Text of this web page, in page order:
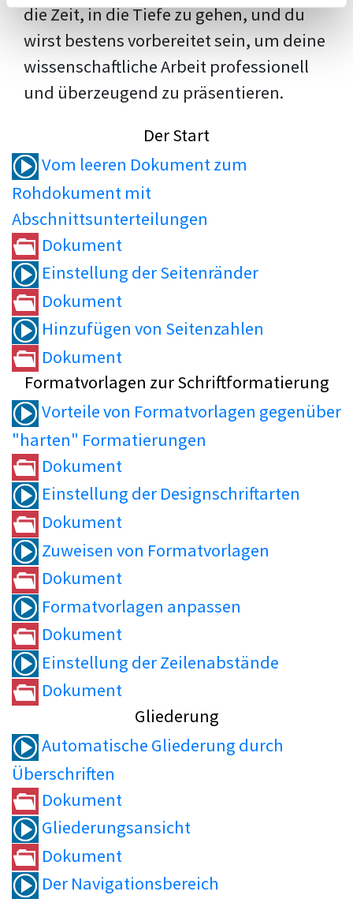
die Zeit, in die Tiefe zu gehen, und du
wirst bestens vorbereitet sein, um deine
wissenschaftliche Arbeit professionell
und überzeugend zu präsentieren.
Der Start
Vom leeren Dokument zum
Rohdokument mit
Abschnittsunterteilungen
Dokument
Einstellung der Seitenränder
Dokument
Hinzufügen von Seitenzahlen
Dokument
Formatvorlagen zur Schriftformatierung
Vorteile von Formatvorlagen gegenüber
"harten" Formatierungen
Dokument
Einstellung der Designschriftarten
Dokument
Zuweisen von Formatvorlagen
Dokument
Formatvorlagen anpassen
Dokument
Einstellung der Zeilenabstände
Dokument
Gliederung
Automatische Gliederung durch
Überschriften
Dokument
Gliederungsansicht
Dokument
Der Navigationsbereich